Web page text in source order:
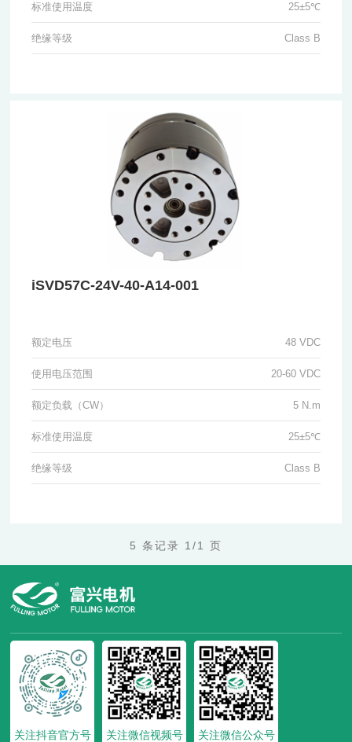
标准使用温度 25±5℃
绝缘等级 Class B
iSVD57C-24V-40-A14-001
额定电压 48 VDC
使用电压范围 20-60 VDC
额定负载（CW） 5 N.m
标准使用温度 25±5℃
绝缘等级 Class B
5 条记录 1/1 页
关注抖音官方号 关注微信视频号 关注微信公众号